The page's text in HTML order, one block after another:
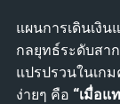
แผนการเดินเงิ
กลยุทธ์ระดับสา
แปรปรวนในเก
ง่ายๆ คือ “เมื่อแ